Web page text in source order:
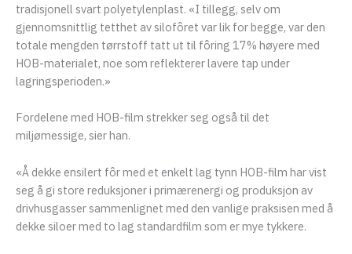
tradisjonell svart polyetylenplast. «I tillegg, selv om
gjennomsnittlig tetthet av silofôret var lik for begge, var den
totale mengden tørrstoff tatt ut til fôring 17% høyere med
HOB-materialet, noe som reflekterer lavere tap under
lagringsperioden.»
Fordelene med HOB-film strekker seg også til det
miljømessige, sier han.
«Å dekke ensilert fôr med et enkelt lag tynn HOB-film har vist
seg å gi store reduksjoner i primærenergi og produksjon av
drivhusgasser sammenlignet med den vanlige praksisen med å
dekke siloer med to lag standardfilm som er mye tykkere.